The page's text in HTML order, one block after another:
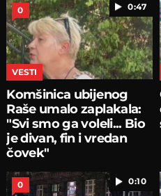
0:47
0
VESTI
Komšinica ubijenog
Raše umalo zaplakala:
"Svi smo ga voleli... Bio
je divan, fin i vredan
čovek"
0:10
0